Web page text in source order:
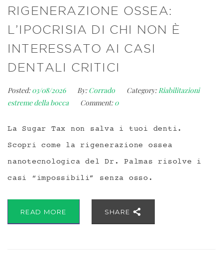
RIGENERAZIONE OSSEA:
L’IPOCRISIA DI CHI NON È
INTERESSATO AI CASI
DENTALI CRITICI
Posted: 03/08/2026 By: Corrado Category:Riabilitazioni
estreme della bocca
Comment:0
La Sugar Tax non salva i tuoi denti.
Scopri come la rigenerazione ossea
nanotecnologica del Dr. Palmas risolve i
casi “impossibili” senza osso.
READ MORE SHARE